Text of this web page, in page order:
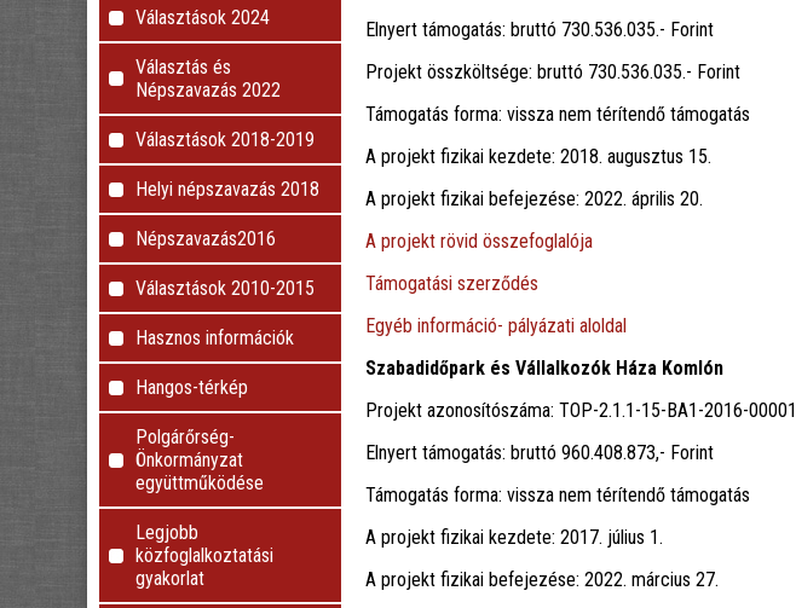
Választások 2024
Választás és
Népszavazás 2022
Választások 2018-2019
Helyi népszavazás 2018
Népszavazás2016
Választások 2010-2015
Hasznos információk
Hangos-térkép
Polgárőrség-
Önkormányzat
együttműködése
Legjobb
közfoglalkoztatási
gyakorlat
Elnyert támogatás: bruttó 730.536.035.- Forint
Projekt összköltsége: bruttó 730.536.035.- Forint
Támogatás forma: vissza nem térítendő támogatás
A projekt fizikai kezdete: 2018. augusztus 15.
A projekt fizikai befejezése: 2022. április 20.
A projekt rövid összefoglalója
Támogatási szerződés
Egyéb információ- pályázati aloldal
Szabadidőpark és Vállalkozók Háza Komlón
Projekt azonosítószáma: TOP-2.1.1-15-BA1-2016-00001
Elnyert támogatás: bruttó 960.408.873,- Forint
Támogatás forma: vissza nem térítendő támogatás
A projekt fizikai kezdete: 2017. július 1.
A projekt fizikai befejezése: 2022. március 27.